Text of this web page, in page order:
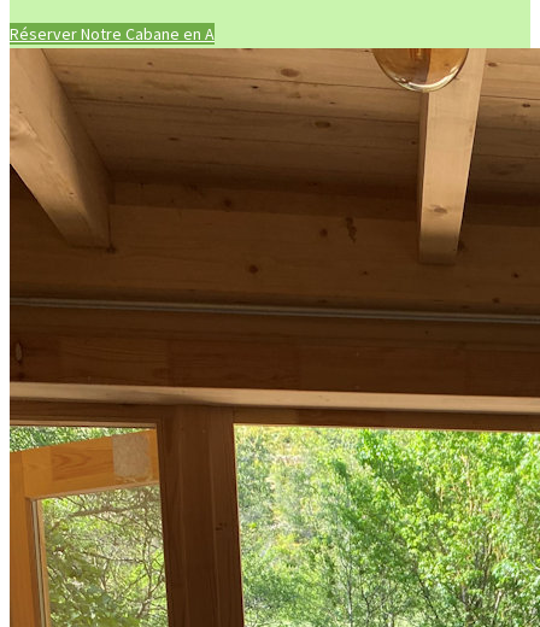
Réserver Notre Cabane en A